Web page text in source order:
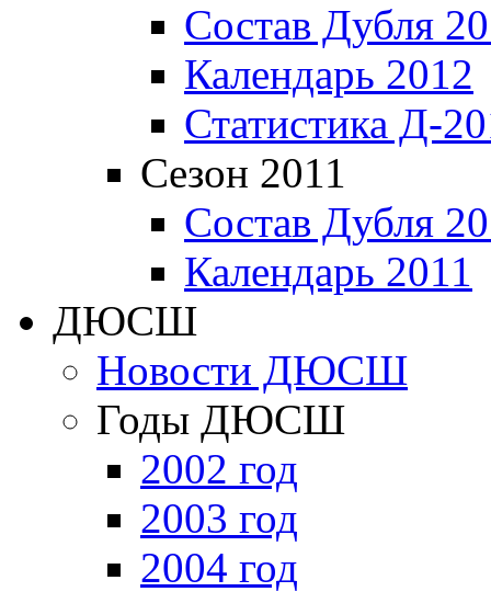
Состав Дубля
Календарь 2012
Статистика Д-
Сезон 2011
Состав Дубля
Календарь 2011
ДЮСШ
Новости ДЮСШ
Годы ДЮСШ
2002 год
2003 год
2004 год